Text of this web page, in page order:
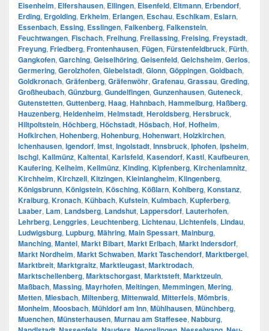
Eisenheim, Elfershausen, Ellingen, Elsenfeld, Eltmann, Erbendorf,
Erding, Ergolding, Erkheim, Erlangen, Eschau, Eschlkam, Eslarn,
Essenbach, Essing, Esslingen, Falkenberg, Falkenstein,
Feuchtwangen, Fischach, Freihung, Freilassing, Freising, Freystadt,
Freyung, Friedberg, Frontenhausen, Fügen, Fürstenfeldbruck, Fürth,
Gangkofen, Garching, Geiselhöring, Geisenfeld, Gelchsheim, Gerlos,
Germering, Gerolzhofen, Giebelstadt, Glonn, Göppingen, Goldbach,
Goldkronach, Gräfenberg, Gräfenwöhr, Grafenau, Grassau, Greding,
Großheubach, Günzburg, Gundelfingen, Gunzenhausen, Guteneck,
Gutenstetten, Guttenberg, Haag, Hahnbach, Hammelburg, Haßberg,
Hauzenberg, Heidenheim, Helmstadt, Heroldsberg, Hersbruck,
Hiltpoltstein, Höchberg, Höchstadt, Hösbach, Hof, Hofheim,
Hofkirchen, Hohenberg, Hohenburg, Hohenwart, Holzkirchen,
Ichenhausen, Igendorf, Imst, Ingolstadt, Innsbruck, Iphofen, Ipsheim,
Ischgl, Kallmünz, Kaltental, Karlsfeld, Kasendorf, Kastl, Kaufbeuren,
Kaufering, Kelheim, Kellmünz, Kinding, Kipfenberg, Kirchenlamnitz,
Kirchheim, Kirchzell, Kitzingen, Kleinlangheim, Klingenberg,
Königsbrunn, Königstein, Kösching, Kößlarn, Kohlberg, Konstanz,
Kraiburg, Kronach, Kühbach, Kufstein, Kulmbach, Kupferberg,
Laaber, Lam, Landsberg, Landshut, Lappersdorf, Lauterhofen,
Lehrberg, Lenggries, Leuchtenberg, Lichtenau, Lichtenfels, Lindau,
Ludwigsburg, Lupburg, Mähring, Main Spessart, Mainburg,
Manching, Mantel, Markt Bibart, Markt Erlbach, Markt Indersdorf,
Markt Nordheim, Markt Schwaben, Markt Taschendorf, Marktbergel,
Marktbreit, Marktgraitz, Marktleugast, Marktrodach,
Marktschellenberg, Marktschorgast, Marktsteft, Marktzeuln,
Maßbach, Massing, Mayrhofen, Meitingen, Memmingen, Mering,
Metten, Miesbach, Miltenberg, Mittenwald, Mitterfels, Mömbris,
Monheim, Moosbach, Mühldorf am Inn, Mühlhausen, Münchberg,
Muenchen, Münsterhausen, Murnau am Staffesee, Nabburg,